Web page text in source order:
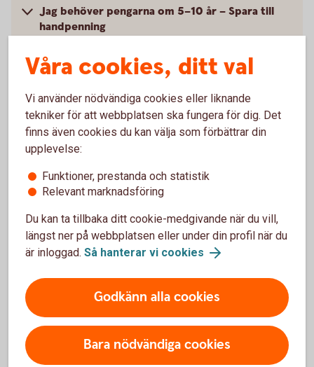
Jag behöver pengarna om 5–10 år – Spara till
handpenning
Jag behöver pengarna om mer än 10 år – Spara
Spara till buffert
För att klara oplanerade utgifter som ett
tandläkarbesök eller en trasig diskmaskin är det bra
att ha en buffert, gärna två månadslöner efter skatt.
Eftersom du kan behöva pengarna snabbt bör du ta
en låg risk när du sparar till buffet. Det smidigaste är
att spara på ett konto.
Månadsspara till buffert
Våra cookies, ditt val
Vi använder nödvändiga cookies eller liknande
tekniker för att webbplatsen ska fungera för dig. Det
finns även cookies du kan välja som förbättrar din
upplevelse:
Funktioner, prestanda och statistik
Relevant marknadsföring
Du kan ta tillbaka ditt cookie-medgivande när du vill,
längst ner på webbplatsen eller under din profil när du
är inloggad. Så hanterar vi cookies
Godkänn alla cookies
Bara nödvändiga cookies